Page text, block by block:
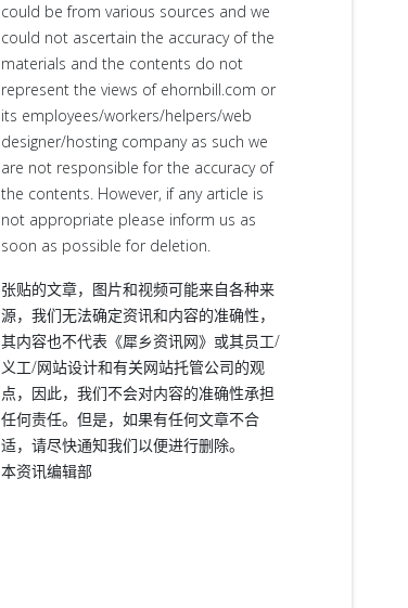
could be from various sources and we
could not ascertain the accuracy of the
materials and the contents do not
represent the views of ehornbill.com or
its employees/workers/helpers/web
designer/hosting company as such we
are not responsible for the accuracy of
the contents. However, if any article is
not appropriate please inform us as
soon as possible for deletion.
张贴的文章，图片和视频可能来自各种来
源，我们无法确定资讯和内容的准确性，
其内容也不代表《犀乡资讯网》或其员工/
义工/网站设计和有关网站托管公司的观
点，因此，我们不会对内容的准确性承担
任何责任。但是，如果有任何文章不合
适，请尽快通知我们以便进行删除。
本资讯编辑部